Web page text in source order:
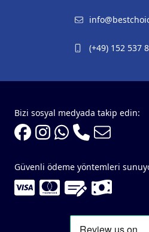
(+49) 152 537
Bizi sosyal medyada takip edin:
Güvenli ödeme yöntemleri